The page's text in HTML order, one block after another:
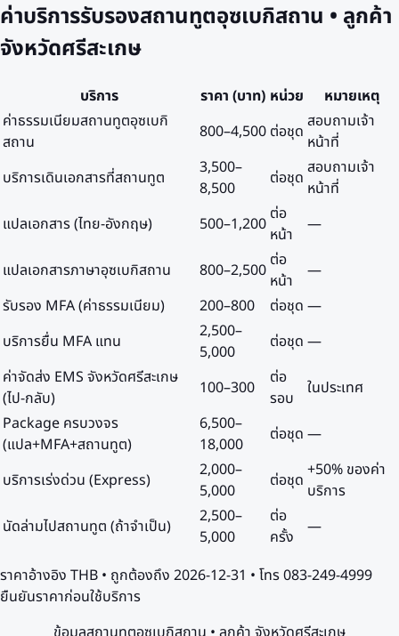
ค่าบริการรับรองสถานทูตอุซเบกิสถาน • ลูกค้า
จังหวัดศรีสะเกษ
บริการ ราคา (บาท) หน่วย
หมายเหตุ
ค่าธรรมเนียมสถานทูตอุซเบกิ
สถาน
800–4,500 ต่อชุด สอบถามเจ้า
หน้าที่
บริการเดินเอกสารที่สถานทูต
3,500–
8,500
ต่อชุด สอบถามเจ้า
หน้าที่
แปลเอกสาร (ไทย-อังกฤษ)
500–1,200 ต่อ
หน้า
—
แปลเอกสารภาษาอุซเบกิสถาน 800–2,500 ต่อ
หน้า
—
รับรอง MFA (ค่าธรรมเนียม)
200–800 ต่อชุด —
บริการยื่น MFA แทน
2,500–
5,000
ต่อชุด —
ค่าจัดส่ง EMS จังหวัดศรีสะเกษ
(ไป-กลับ)
100–300
ต่อ
รอบ
ในประเทศ
Package ครบวงจร
(แปล+MFA+สถานทูต)
6,500–
18,000
ต่อชุด —
บริการเร่งด่วน (Express) 2,000–
5,000
ต่อชุด +50% ของค่า
บริการ
นัดล่ามไปสถานทูต (ถ้าจำเป็น)
2,500–
5,000
ต่อ
ครั้ง
—
ราคาอ้างอิง THB • ถูกต้องถึง 2026-12-31 • โทร 083-249-4999
ยืนยันราคาก่อนใช้บริการ